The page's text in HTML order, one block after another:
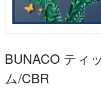
BUNACO ティ
ム/CBR